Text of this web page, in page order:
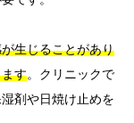
生じることがあり
す。クリニックで
剤や日焼け止めを